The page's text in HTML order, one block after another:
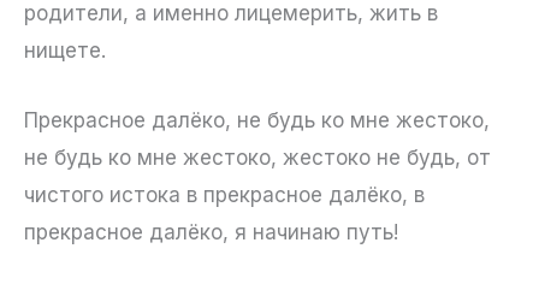
родители, а именно лицемерить, жить в
нищете.
Прекрасное далёко, не будь ко мне жестоко,
не будь ко мне жестоко, жестоко не будь, от
чистого истока в прекрасное далёко, в
прекрасное далёко, я начинаю путь!